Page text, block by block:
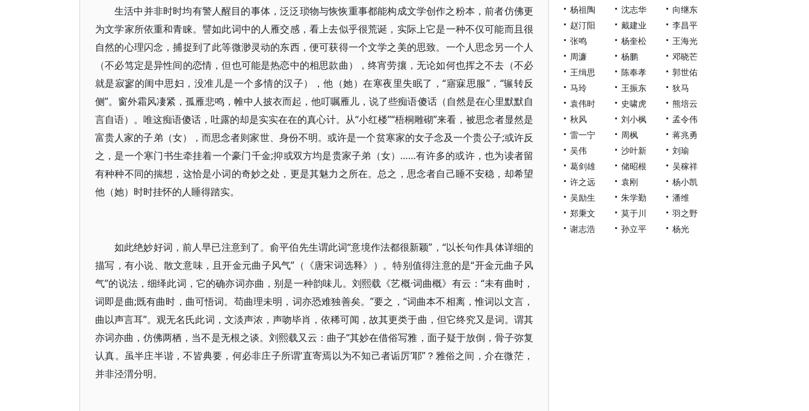
生活中并非时时均有警人醒目的事体，泛泛琐物与恢恢重事都能构成文学创作之粉本，前者仿佛更
为文学家所依重和青睐。譬如此词中的人雁交感，看上去似乎很荒诞，实际上它是一种不仅可能而且很
自然的心理闪念，捕捉到了此等微渺灵动的东西，便可获得一个文学之美的思致。一个人思念另一个人
（不必笃定是异性间的恋情，但也可能是热恋中的相思款曲），终宵劳攘，无论如何也挥之不去（不必
就是寂寥的闺中思妇，没准儿是一个多情的汉子），他（她）在寒夜里失眠了，“寤寐思服”，“辗转反
侧”。窗外霜风凄紧，孤雁悲鸣，帷中人披衣而起，他叮嘱雁儿，说了些痴语傻话（自然是在心里默默自
言自语）。唯这痴语傻话，吐露的却是实实在在的真心计。从“小红楼”“梧桐雕砌”来看，被思念者显然是
富贵人家的子弟（女），而思念者则家世、身份不明。或许是一个贫寒家的女子念及一个贵公子;或许反
之，是一个寒门书生牵挂着一个豪门千金;抑或双方均是贵家子弟（女）……有许多的或许，也为读者留
有种种不同的揣想，这恰是小词的奇妙之处，更是其魅力之所在。总之，思念者自己睡不安稳，却希望
他（她）时时挂怀的人睡得踏实。
如此绝妙好词，前人早已注意到了。俞平伯先生谓此词“意境作法都很新颖”，“以长句作具体详细的
描写，有小说、散文意味，且开金元曲子风气”（《唐宋词选释》）。特别值得注意的是“开金元曲子风
气”的说法，细绎此词，它的确亦词亦曲，别是一种韵味儿。刘熙载《艺概·词曲概》有云：“未有曲时，
词即是曲;既有曲时，曲可悟词。苟曲理未明，词亦恐难独善矣。”要之，“词曲本不相离，惟词以文言，
曲以声言耳”。观无名氏此词，文淡声浓，声吻毕肖，依稀可闻，故其更类于曲，但它终究又是词。谓其
亦词亦曲，仿佛两栖，当不是无根之谈。刘熙载又云：曲子“其妙在借俗写雅，面子疑于放倒，骨子弥复
认真。虽半庄半谐，不皆典要，何必非庄子所谓‘直寄焉以为不知己者诟厉’耶”？雅俗之间，介在微茫，
并非泾渭分明。
杨祖陶
沈志华
向继东
赵汀阳
戴建业
李昌平
张鸣
杨奎松
王海光
周濂
杨鹏
邓晓芒
王缉思
陈奉孝
郭世佑
马玲
王振东
狄马
袁伟时
史啸虎
熊培云
秋风
刘小枫
孟令伟
雷一宁
周枫
蒋兆勇
吴伟
沙叶新
刘瑜
葛剑雄
储昭根
吴稼祥
许之远
袁刚
杨小凯
吴励生
朱学勤
潘维
郑秉文
莫于川
羽之野
谢志浩
孙立平 杨光